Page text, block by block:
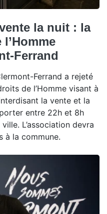
la nuit : la
Ferrand
Ferrand a rejeté
de l’Homme visant à
la vente et la
entre 22h et 8h
L’association devra
à la commune.